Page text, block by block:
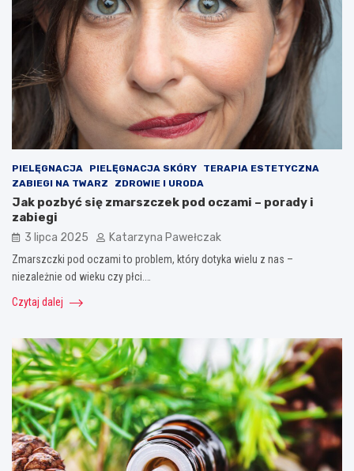
PIELĘGNACJA PIELĘGNACJA SKÓRY
TERAPIA ESTETYCZNA
ZABIEGI NA TWARZ
ZDROWIE I URODA
Jak pozbyć się zmarszczek pod oczami – porady i
zabiegi
3 lipca 2025 Katarzyna Pawełczak
Zmarszczki pod oczami to problem, który dotyka wielu z nas –
niezależnie od wieku czy płci.…
Czytaj dalej